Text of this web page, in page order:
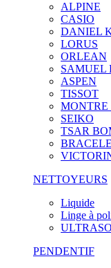
ALPINE
CASIO
DANIEL
LORUS
ORLEAN
SAMUEL
ASPEN
TISSOT
MONTRE
SEIKO
TSAR
NETTOYEURS
Liquide
Linge à
PENDENTIF